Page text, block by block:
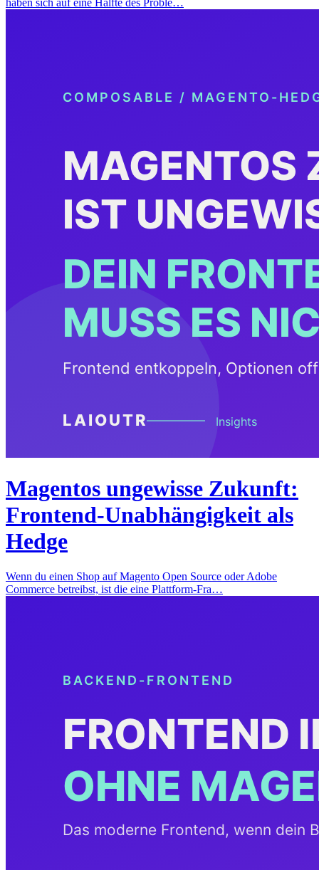
Magentos ungewisse Zukunft:
Frontend-Unabhängigkeit als
Hedge
Wenn du einen Shop auf Magento Open Source oder Adobe
Commerce betreibst, ist die eine Plattform-Fra…